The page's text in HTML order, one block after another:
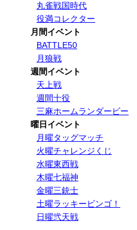
丸雀戦国時代
役満コレクター
月間イベント
BATTLE50
月狼戦
週間イベント
天上戦
週間十役
三麻ホームランダービー
曜日イベント
月曜タッグマッチ
火曜チャレンジくじ
水曜東西戦
木曜七福神
金曜三銃士
土曜ラッキービンゴ！
日曜弐天戦